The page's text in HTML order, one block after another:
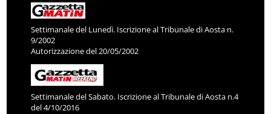
Settimanale del Lunedì. Iscrizione al Tribunale di Aosta n.
9/2002
Autorizzazione del 20/05/2002
Settimanale del Sabato. Iscrizione al Tribunale di Aosta n.4
del 4/10/2016